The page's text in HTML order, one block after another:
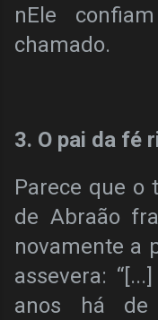
nEle
chamado.
3. O pai da fé
Parece que o
de Abraão
novamente a
assevera:
anos há